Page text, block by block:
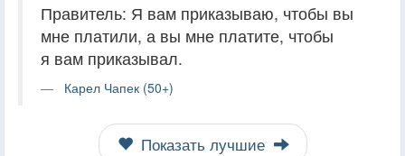
Правитель: Я вам приказываю, чтобы вы
мне платили, а вы мне платите, чтобы
я вам приказывал.
Карел Чапек (50+)
Показать лучшие